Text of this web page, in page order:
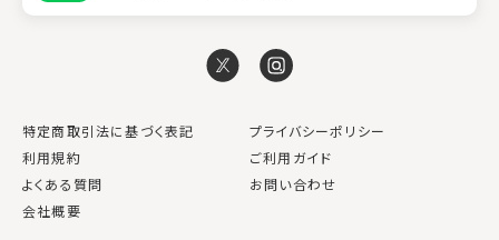
特定商取引法に基づく表記
プライバシーポリシー
利用規約
ご利用ガイド
よくある質問
お問い合わせ
会社概要